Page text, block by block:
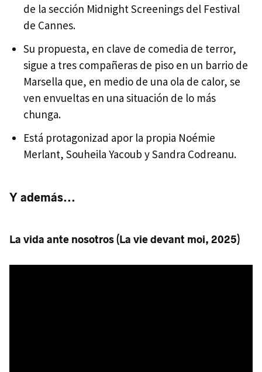
de la sección Midnight Screenings del Festival
de Cannes.
Su propuesta, en clave de comedia de terror,
sigue a tres compañeras de piso en un barrio de
Marsella que, en medio de una ola de calor, se
ven envueltas en una situación de lo más
chunga.
Está protagonizad apor la propia Noémie
Merlant, Souheila Yacoub y Sandra Codreanu.
Y además...
La vida ante nosotros (La vie devant moi, 2025)